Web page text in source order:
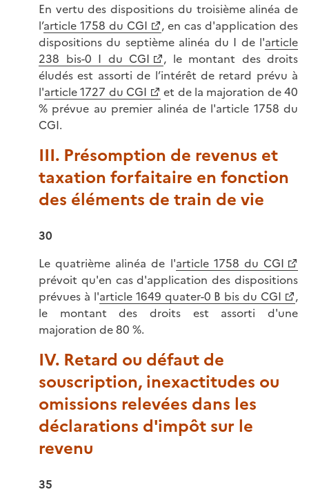
En vertu des dispositions du troisième alinéa de
l’article 1758 du CGI
, en cas d'application des
dispositions du septième alinéa du I de l'article
238 bis-0 I du CGI
, le montant des droits
éludés est assorti de l’intérêt de retard prévu à
l'article 1727 du CGI
et de la majoration de 40
% prévue au premier alinéa de l'article 1758 du
CGI.
III. Présomption de revenus et
taxation forfaitaire en fonction
des éléments de train de vie
30
Le quatrième alinéa de l'article 1758 du CGI
prévoit qu'en cas d'application des dispositions
prévues à l'article 1649 quater-0 B bis du CGI
,
le montant des droits est assorti d'une
majoration de 80 %.
IV. Retard ou défaut de
souscription, inexactitudes ou
omissions relevées dans les
déclarations d'impôt sur le
revenu
35